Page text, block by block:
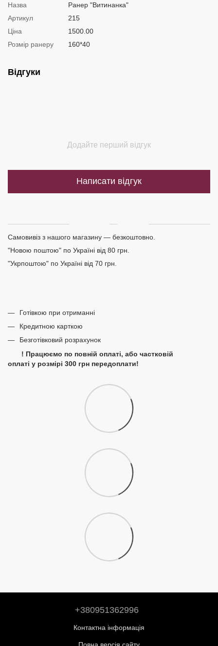
Назва
Ранер "Витинанка"
Артикул
215
Ціна
1500.00
Розмір ранеру
160*40
Відгуки
Додайте перший відгук
Написати відгук
Самовивіз з нашого магазину — безкоштовно.
"Новою поштою" по Україні від 80 грн.
"Укрпоштою" по Україні від 70 грн.
Готівкою при отриманні
Кредитною карткою
Безготівковий розрахунок
! Працюємо по повній оплаті, або частковій
оплаті у розмірі 300 грн передоплати!
+380951362996
Контактна інформація
Повна версія сайту